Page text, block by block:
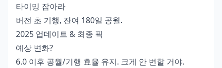
타이밍 잡아라
버전 초 기행, 잔여 180일 공월.
2025 업데이트 & 최종 픽
예상 변화?
6.0 이후 공월/기행 효율 유지. 크게 안 변할 거야.